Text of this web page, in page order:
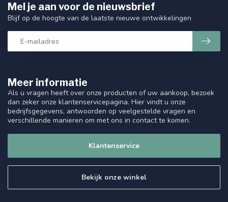
Meer informatie
Als u vragen heeft over onze producten of uw aankoop, bezoek
dan zeker onze klantenservicepagina. Hier vindt u onze
bedrijfsgegevens, antwoorden op veelgestelde vragen en
verschillende manieren om met ons in contact te komen.
Klantenservice
Bekijk onze winkel
Mel je aan voor de nieuwsbrief
Blijf op de hoogte van de laatste nieuwe ontwikkelingen